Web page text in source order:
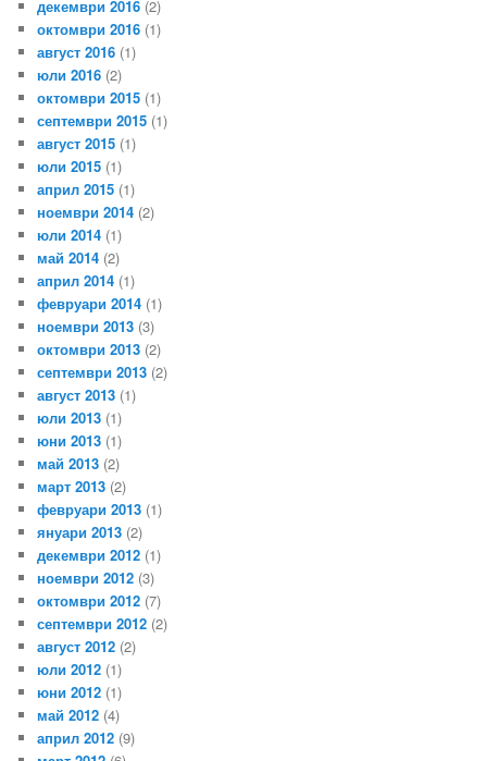
декември 2016 (2)
октомври 2016 (1)
август 2016 (1)
юли 2016 (2)
октомври 2015 (1)
септември 2015 (1)
август 2015 (1)
юли 2015 (1)
април 2015 (1)
ноември 2014 (2)
юли 2014 (1)
май 2014 (2)
април 2014 (1)
февруари 2014 (1)
ноември 2013 (3)
октомври 2013 (2)
септември 2013 (2)
август 2013 (1)
юли 2013 (1)
юни 2013 (1)
май 2013 (2)
март 2013 (2)
февруари 2013 (1)
януари 2013 (2)
декември 2012 (1)
ноември 2012 (3)
октомври 2012 (7)
септември 2012 (2)
август 2012 (2)
юли 2012 (1)
юни 2012 (1)
май 2012 (4)
април 2012 (9)